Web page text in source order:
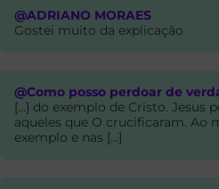
@ADRIANO MORAES
Gostei muito da explicação
@Como posso perdoar de
[…] do exemplo de Cristo. Jesus
aqueles que O crucificaram. Ao
exemplo e nas […]